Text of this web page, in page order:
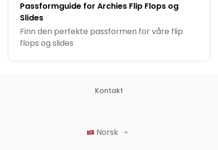
Passformguide for Archies Flip Flops og
Slides
Finn den perfekte passformen for våre flip
flops og slides
Kontakt
Norsk